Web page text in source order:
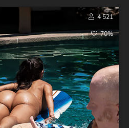
4 521
70%